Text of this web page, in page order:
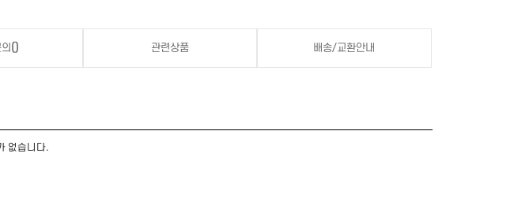
() 관련상품 배송/교환안내
없습니다.